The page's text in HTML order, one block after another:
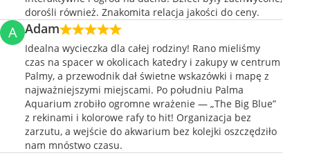
dorośli również. Znakomita relacja jakości do ceny.
A Adam
Idealna wycieczka dla całej rodziny! Rano mieliśmy
czas na spacer w okolicach katedry i zakupy w centrum
Palmy, a przewodnik dał świetne wskazówki i mapę z
najważniejszymi miejscami. Po południu Palma
Aquarium zrobiło ogromne wrażenie — „The Big Blue”
z rekinami i kolorowe rafy to hit! Organizacja bez
zarzutu, a wejście do akwarium bez kolejki oszczędziło
nam mnóstwo czasu.